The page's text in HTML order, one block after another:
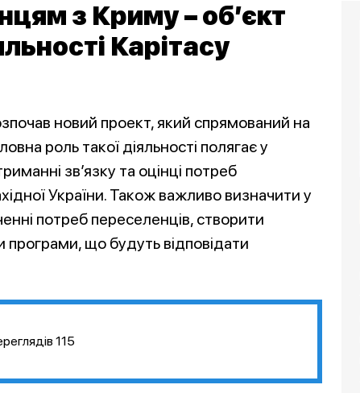
з Криму – об’єкт
Карітасу
новий проект, який спрямований на
роль такої діяльності полягає у
зв’язку та оцінці потреб
України. Також важливо визначити у
потреб переселенців, створити
програми, що будуть відповідати
115